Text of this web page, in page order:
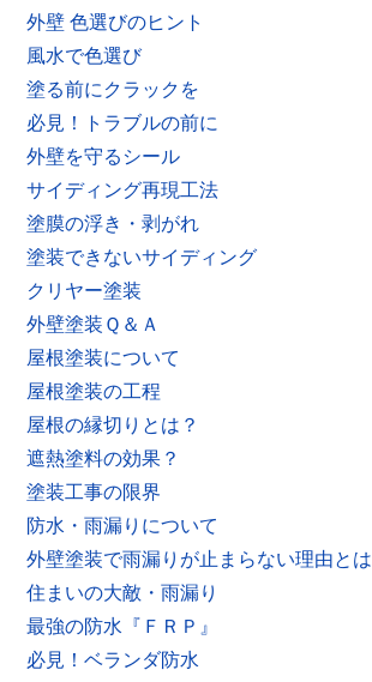
外壁 色選びのヒント
風水で色選び
塗る前にクラックを
必見！トラブルの前に
外壁を守るシール
サイディング再現工法
塗膜の浮き・剥がれ
塗装できないサイディング
クリヤー塗装
外壁塗装Ｑ＆Ａ
屋根塗装について
屋根塗装の工程
屋根の縁切りとは？
遮熱塗料の効果？
塗装工事の限界
防水・雨漏りについて
外壁塗装で雨漏りが止まらない理由とは
住まいの大敵・雨漏り
最強の防水『ＦＲＰ』
必見！ベランダ防水